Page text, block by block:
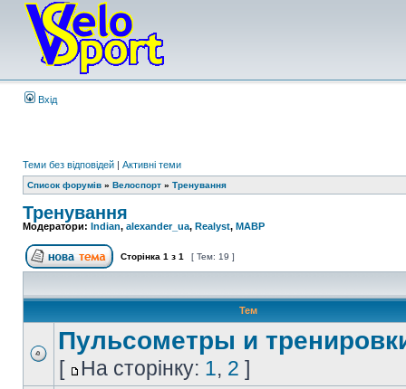
Вхід
Теми без відповідей | Активні теми
Список форумів » Велоспорт » Тренування
Тренування
Модератори: Indian, alexander_ua, Realyst, MABP
Сторінка 1 з 1 [ Тем: 19 ]
Тем
Пульсометры и
[ На сторінку: 1, 2 ]